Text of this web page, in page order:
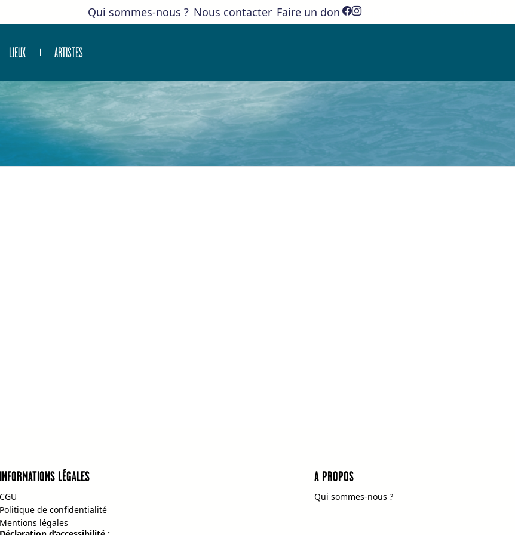
[wpml_language_selector_widget]
Qui sommes-nous ? Nous contacter Faire un don
LIEUX ARTISTES
INFORMATIONS LÉGALES
CGU
Politique de confidentialité
Mentions légales
A PROPOS
Qui sommes-nous ?